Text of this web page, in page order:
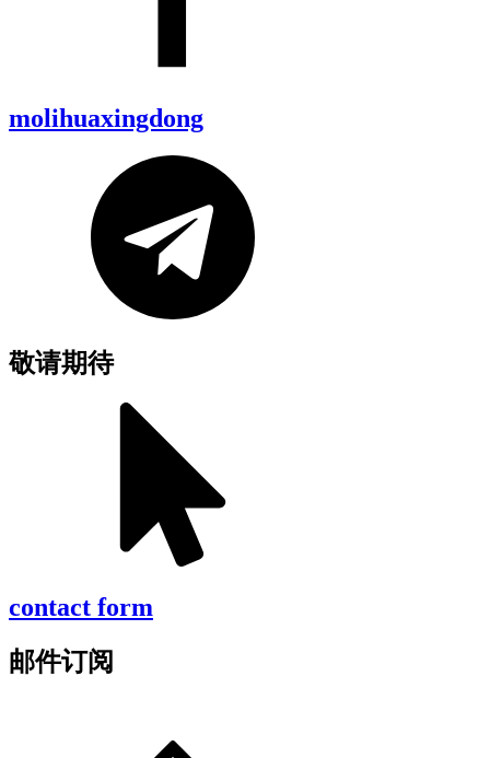
molihuaxingdong
敬请期待
contact form
邮件订阅